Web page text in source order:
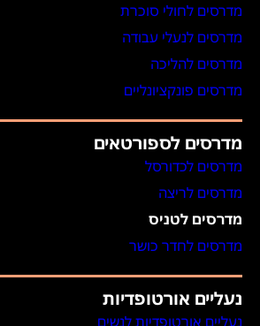
מדרסים לחולי סוכרת
מדרסים לנעלי עבודה
מדרסים להליכה
מדרסים פונקציונליים
מדרסים לספורטאים
מדרסים לכדורסל
מדרסים לריצה
מדרסים לטניס
מדרסים לחדר כושר
נעליים אורטופדיות
נעליים אורטופדיות לנשים